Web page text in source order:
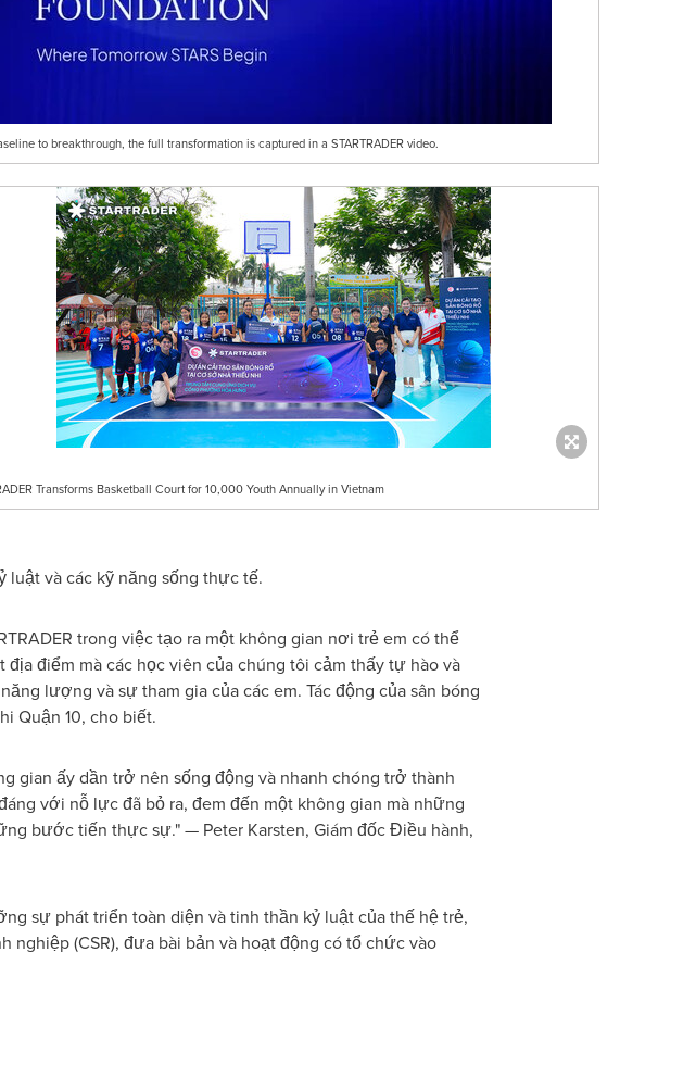
to breakthrough, the full transformation is captured in a STARTRADER video.
Transforms Basketball Court for 10,000 Youth Annually in Vietnam
luật và các kỹ năng sống thực tế.
trong việc tạo ra một không gian nơi trẻ em có thể
điểm mà các học viên của chúng tôi cảm thấy tự hào và
lượng và sự tham gia của các em. Tác động của sân bóng
Quận 10, cho biết.
gian ấy dần trở nên sống động và nhanh chóng trở thành
với nỗ lực đã bỏ ra, đem đến một không gian mà những
bước tiến thực sự." — Peter Karsten, Giám đốc Điều hành,
sự phát triển toàn diện và tinh thần kỷ luật của thế hệ trẻ,
nghiệp (CSR), đưa bài bản và hoạt động có tổ chức vào